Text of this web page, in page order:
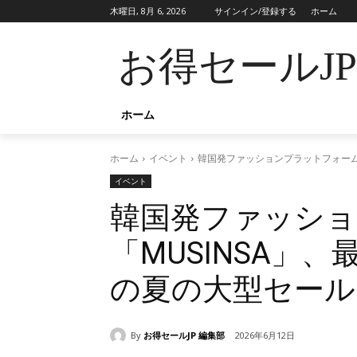
木曜日, 8月 6, 2026 サインイン/登録する ホーム
お得セールJP
ホーム
ホーム イベント 韓国発ファッションプラットフォー
イベント
韓国発ファッシ
「MUSINSA」
の夏の大型セー
By お得セールJP 編集部 2026年6月12日